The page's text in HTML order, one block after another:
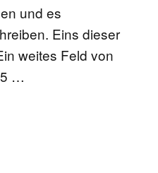
und es
Eins dieser
weites Feld von
…